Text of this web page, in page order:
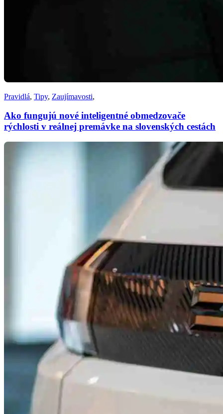
Pravidlá, Tipy, Zaujímavosti,
Ako fungujú nové inteligentné obmedzovače
rýchlosti v reálnej premávke na slovenských cestách